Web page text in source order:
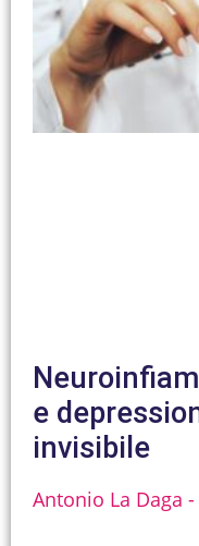
e
invisibile
Antonio La Daga